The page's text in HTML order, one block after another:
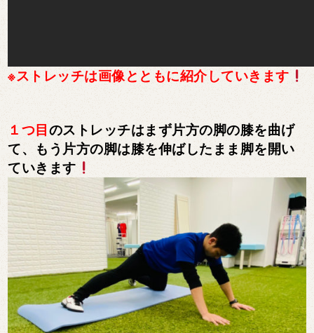
※ストレッチは画像とともに紹介していきます
１つ目のストレッチはまず片方の脚の膝を曲げ
て、もう片方の脚は膝を伸ばしたまま脚を開い
ていきます